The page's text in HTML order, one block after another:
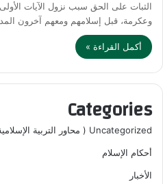
الثبات على الحق سبب نزول الآيات
وعكرمة، قبل إسلامهم ومعهم آخرون
أكمل القراءة »
Categories
Uncategorized ( محاور التربية الإسلامية)
أحكام الإسلام
الأخبار